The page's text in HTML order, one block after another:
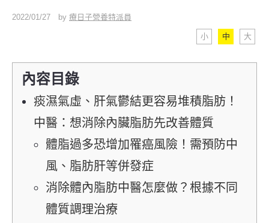
2022/01/27 by 療日子營養特派員
小 中 大
內容目錄
痰濕氣虛、肝氣鬱結更容易堆積脂肪！
中醫：想消除內臟脂肪先改善體質
體脂過多恐增加罹癌風險！需預防中
風、脂肪肝等併發症
消除體內脂肪中醫怎麼做？根據不同
體質調理治療